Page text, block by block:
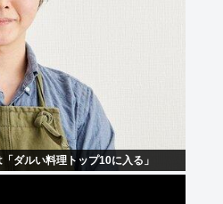
ダルい料理トップ10に入る」